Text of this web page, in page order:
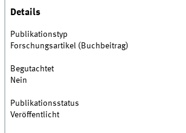
Details
Publikationstyp
Forschungsartikel (Buchbeitrag)
Begutachtet
Nein
Publikationsstatus
Veröffentlicht